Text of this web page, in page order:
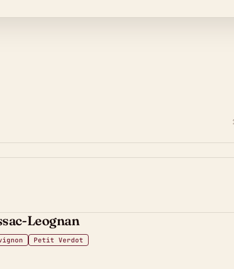
Leognan
Petit Verdot